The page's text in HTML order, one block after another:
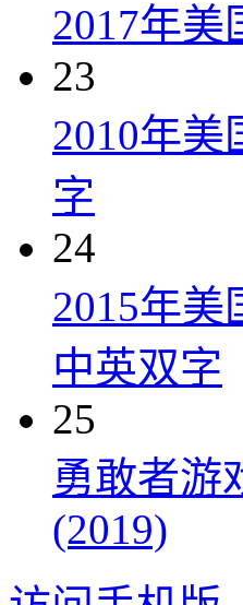
2017年
23
2010年
字
24
2015年
中英双字
25
勇敢者游
(2019)